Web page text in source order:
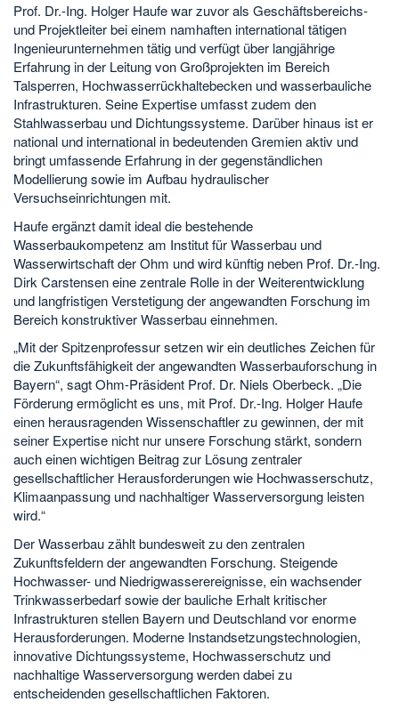
Prof. Dr.-Ing. Holger Haufe war zuvor als Geschäftsbereichs-
und Projektleiter bei einem namhaften international tätigen
Ingenieurunternehmen tätig und verfügt über langjährige
Erfahrung in der Leitung von Großprojekten im Bereich
Talsperren, Hochwasserrückhaltebecken und wasserbauliche
Infrastrukturen. Seine Expertise umfasst zudem den
Stahlwasserbau und Dichtungssysteme. Darüber hinaus ist er
national und international in bedeutenden Gremien aktiv und
bringt umfassende Erfahrung in der gegenständlichen
Modellierung sowie im Aufbau hydraulischer
Versuchseinrichtungen mit.
Haufe ergänzt damit ideal die bestehende
Wasserbaukompetenz am Institut für Wasserbau und
Wasserwirtschaft der Ohm und wird künftig neben Prof. Dr.-Ing.
Dirk Carstensen eine zentrale Rolle in der Weiterentwicklung
und langfristigen Verstetigung der angewandten Forschung im
Bereich konstruktiver Wasserbau einnehmen.
„Mit der Spitzenprofessur setzen wir ein deutliches Zeichen für
die Zukunftsfähigkeit der angewandten Wasserbauforschung in
Bayern“, sagt Ohm-Präsident Prof. Dr. Niels Oberbeck. „Die
Förderung ermöglicht es uns, mit Prof. Dr.-Ing. Holger Haufe
einen herausragenden Wissenschaftler zu gewinnen, der mit
seiner Expertise nicht nur unsere Forschung stärkt, sondern
auch einen wichtigen Beitrag zur Lösung zentraler
gesellschaftlicher Herausforderungen wie Hochwasserschutz,
Klimaanpassung und nachhaltiger Wasserversorgung leisten
wird.“
Der Wasserbau zählt bundesweit zu den zentralen
Zukunftsfeldern der angewandten Forschung. Steigende
Hochwasser- und Niedrigwasserereignisse, ein wachsender
Trinkwasserbedarf sowie der bauliche Erhalt kritischer
Infrastrukturen stellen Bayern und Deutschland vor enorme
Herausforderungen. Moderne Instandsetzungstechnologien,
innovative Dichtungssysteme, Hochwasserschutz und
nachhaltige Wasserversorgung werden dabei zu
entscheidenden gesellschaftlichen Faktoren.